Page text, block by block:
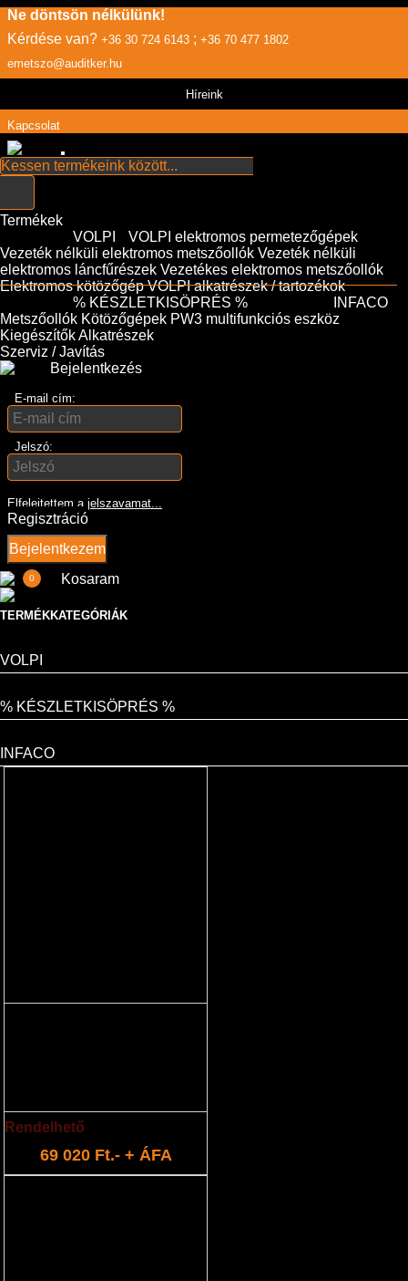
Ne döntsön nélkülünk!
Kérdése van? +36 30 724 6143 ; +36 70 477 1802
emetszo@auditker.hu
Híreink
Kapcsolat
Termékek
VOLPI
VOLPI elektromos permetezőgépek
Vezeték nélküli elektromos metszőollók Vezeték nélküli
elektromos láncfűrészek Vezetékes elektromos metszőollók
Elektromos kötözőgép VOLPI alkatrészek / tartozékok
% KÉSZLETKISÖPRÉS %
INFACO
Metszőollók Kötözőgépek PW3 multifunkciós eszköz
KiegészítőkAlkatrészek
Szerviz / Javítás
Bejelentkezés
E-mail cím:
Jelszó:
Elfelejtettem a jelszavamat...
Regisztráció
Bejelentkezem
Kosaram
0
TERMÉKKATEGÓRIÁK
VOLPI
% KÉSZLETKISÖPRÉS %
INFACO
Rendelhető
69 020 Ft.- + ÁFA